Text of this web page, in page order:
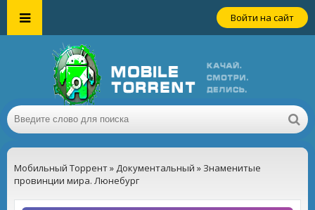
Войти на сайт
Мобильный Торрент» Документальный » Знаменитые
провинции мира. Люнебург